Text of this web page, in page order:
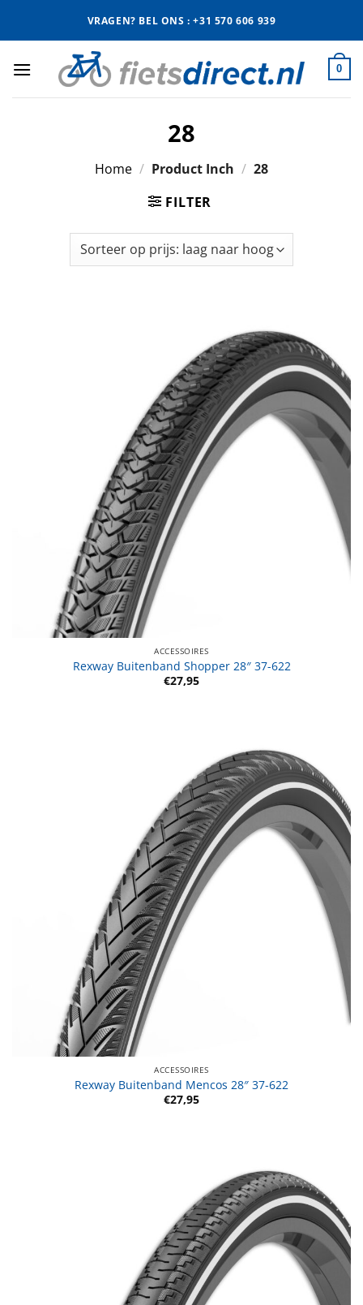
VRAGEN? BEL ONS : +31 570 606 939
0
28
Home / Product Inch / 28
FILTER
ACCESSOIRES
Rexway Buitenband Shopper 28″ 37-622
€27,95
ACCESSOIRES
Rexway Buitenband Mencos 28″ 37-622
€27,95